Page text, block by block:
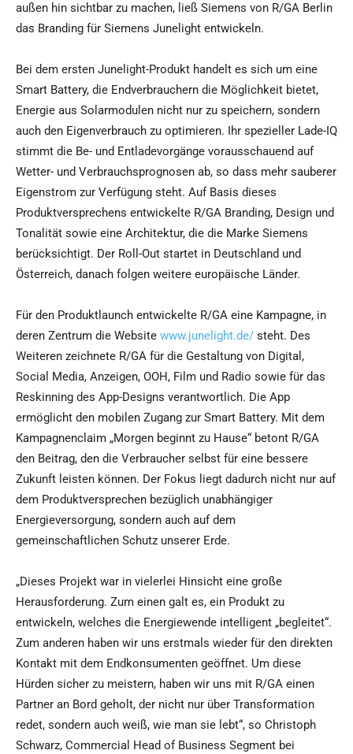
außen hin sichtbar zu machen, ließ Siemens von R/GA Berlin
das Branding für Siemens Junelight entwickeln.
Bei dem ersten Junelight-Produkt handelt es sich um eine
Smart Battery, die Endverbrauchern die Möglichkeit bietet,
Energie aus Solarmodulen nicht nur zu speichern, sondern
auch den Eigenverbrauch zu optimieren. Ihr spezieller Lade-IQ
stimmt die Be- und Entladevorgänge vorausschauend auf
Wetter- und Verbrauchsprognosen ab, so dass mehr sauberer
Eigenstrom zur Verfügung steht. Auf Basis dieses
Produktversprechens entwickelte R/GA Branding, Design und
Tonalität sowie eine Architektur, die die Marke Siemens
berücksichtigt. Der Roll-Out startet in Deutschland und
Österreich, danach folgen weitere europäische Länder.
Für den Produktlaunch entwickelte R/GA eine Kampagne, in
deren Zentrum die Website www.junelight.de/ steht. Des
Weiteren zeichnete R/GA für die Gestaltung von Digital,
Social Media, Anzeigen, OOH, Film und Radio sowie für das
Reskinning des App-Designs verantwortlich. Die App
ermöglicht den mobilen Zugang zur Smart Battery. Mit dem
Kampagnenclaim „Morgen beginnt zu Hause“ betont R/GA
den Beitrag, den die Verbraucher selbst für eine bessere
Zukunft leisten können. Der Fokus liegt dadurch nicht nur auf
dem Produktversprechen bezüglich unabhängiger
Energieversorgung, sondern auch auf dem
gemeinschaftlichen Schutz unserer Erde.
„Dieses Projekt war in vielerlei Hinsicht eine große
Herausforderung. Zum einen galt es, ein Produkt zu
entwickeln, welches die Energiewende intelligent „begleitet“.
Zum anderen haben wir uns erstmals wieder für den direkten
Kontakt mit dem Endkonsumenten geöffnet. Um diese
Hürden sicher zu meistern, haben wir uns mit R/GA einen
Partner an Bord geholt, der nicht nur über Transformation
redet, sondern auch weiß, wie man sie lebt“, so Christoph
Schwarz, Commercial Head of Business Segment bei